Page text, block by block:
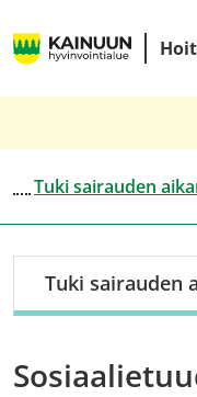
sisältöön
Kainuun
Tuki sairauden
Tuki sairauden